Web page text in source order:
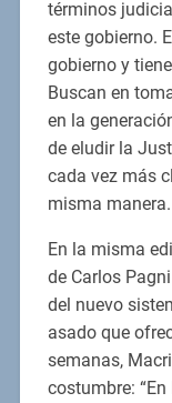
términos
este gobierno.
gobierno y
Buscan en
en la
de eludir la
cada vez más
misma
En la misma
de Carlos
del nuevo
asado que
semanas,
costumbre: